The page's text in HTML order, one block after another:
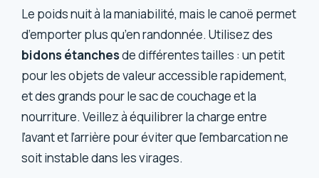
Le poids nuit à la maniabilité, mais le canoë permet
d’emporter plus qu’en randonnée. Utilisez des
bidons étanchesde différentes tailles : un petit
pour les objets de valeur accessible rapidement,
et des grands pour le sac de couchage et la
nourriture. Veillez à équilibrer la charge entre
l’avant et l’arrière pour éviter que l’embarcation ne
soit instable dans les virages.